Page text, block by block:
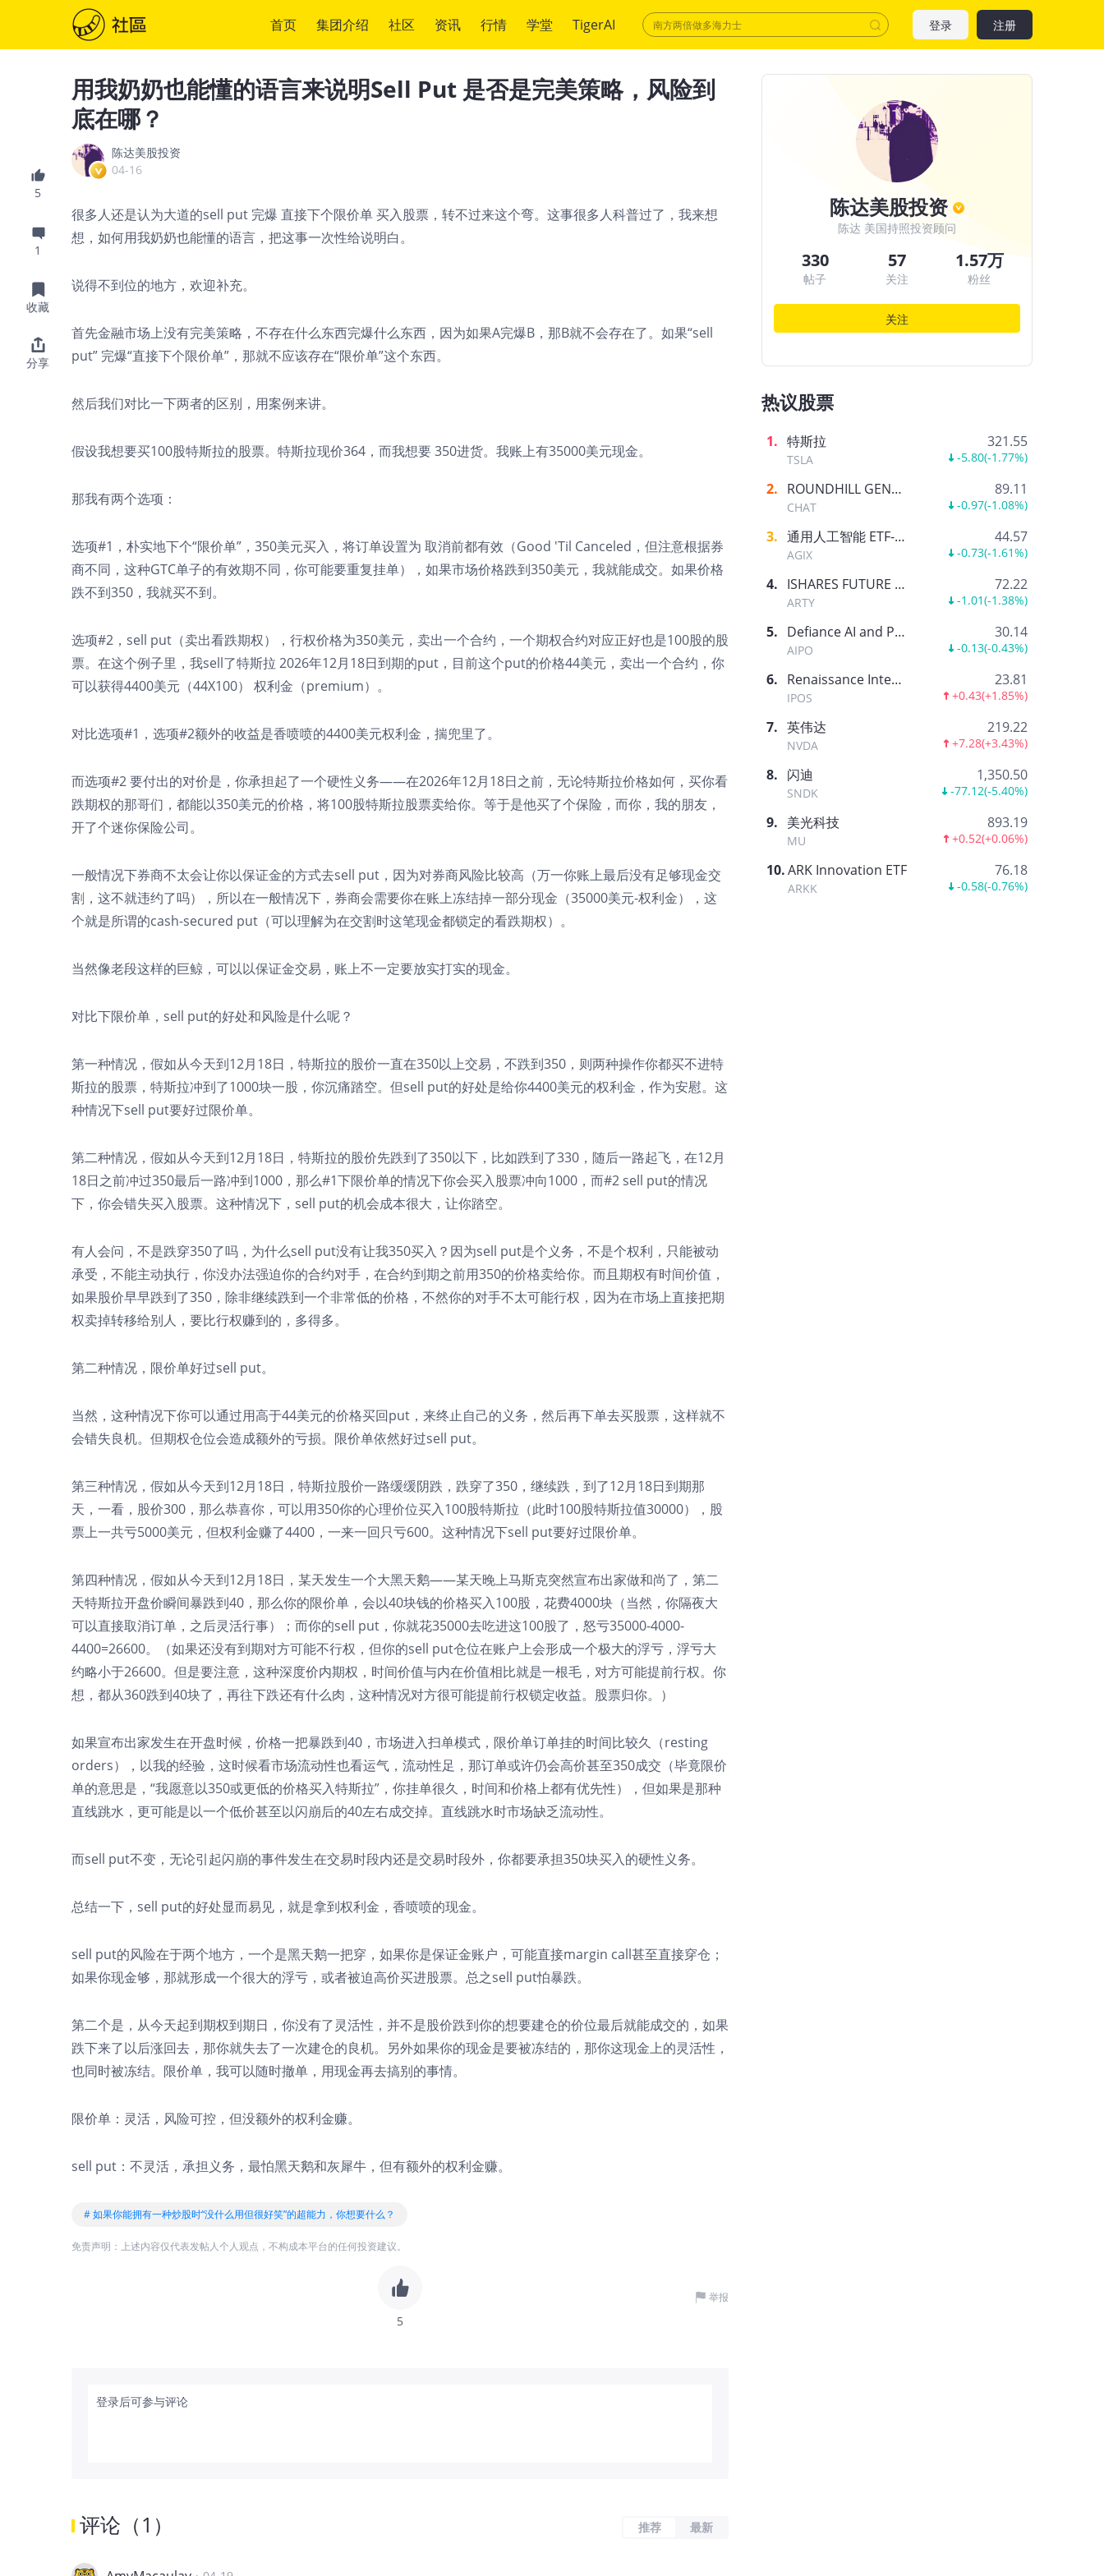
首页 集团介绍 社区 资讯 行情 学堂 TigerAI 登录 注册
5
1
收藏
分享
用我奶奶也能懂的语言来说明Sell Put 是否是完美策略，风险到
底在哪？
陈达美股投资
04-16
很多人还是认为大道的sell put 完爆 直接下个限价单 买入股票，转不过来这个弯。这事很多人科普过了，我来想
想，如何用我奶奶也能懂的语言，把这事一次性给说明白。
说得不到位的地方，欢迎补充。
首先金融市场上没有完美策略，不存在什么东西完爆什么东西，因为如果A完爆B，那B就不会存在了。如果“sell
put” 完爆“直接下个限价单”，那就不应该存在“限价单”这个东西。
然后我们对比一下两者的区别，用案例来讲。
假设我想要买100股特斯拉的股票。特斯拉现价364，而我想要 350进货。我账上有35000美元现金。
那我有两个选项：
选项#1，朴实地下个“限价单”，350美元买入，将订单设置为 取消前都有效（Good 'Til Canceled，但注意根据券
商不同，这种GTC单子的有效期不同，你可能要重复挂单），如果市场价格跌到350美元，我就能成交。如果价格
跌不到350，我就买不到。
选项#2，sell put（卖出看跌期权），行权价格为350美元，卖出一个合约，一个期权合约对应正好也是100股的股
票。在这个例子里，我sell了特斯拉 2026年12月18日到期的put，目前这个put的价格44美元，卖出一个合约，你
可以获得4400美元（44X100） 权利金（premium）。
对比选项#1，选项#2额外的收益是香喷喷的4400美元权利金，揣兜里了。
而选项#2 要付出的对价是，你承担起了一个硬性义务——在2026年12月18日之前，无论特斯拉价格如何，买你看
跌期权的那哥们，都能以350美元的价格，将100股特斯拉股票卖给你。等于是他买了个保险，而你，我的朋友，
开了个迷你保险公司。
一般情况下券商不太会让你以保证金的方式去sell put，因为对券商风险比较高（万一你账上最后没有足够现金交
割，这不就违约了吗），所以在一般情况下，券商会需要你在账上冻结掉一部分现金（35000美元-权利金），这
个就是所谓的cash-secured put（可以理解为在交割时这笔现金都锁定的看跌期权）。
当然像老段这样的巨鲸，可以以保证金交易，账上不一定要放实打实的现金。
对比下限价单，sell put的好处和风险是什么呢？
第一种情况，假如从今天到12月18日，特斯拉的股价一直在350以上交易，不跌到350，则两种操作你都买不进特
斯拉的股票，特斯拉冲到了1000块一股，你沉痛踏空。但sell put的好处是给你4400美元的权利金，作为安慰。这
种情况下sell put要好过限价单。
第二种情况，假如从今天到12月18日，特斯拉的股价先跌到了350以下，比如跌到了330，随后一路起飞，在12月
18日之前冲过350最后一路冲到1000，那么#1下限价单的情况下你会买入股票冲向1000，而#2 sell put的情况
下，你会错失买入股票。这种情况下，sell put的机会成本很大，让你踏空。
有人会问，不是跌穿350了吗，为什么sell put没有让我350买入？因为sell put是个义务，不是个权利，只能被动
承受，不能主动执行，你没办法强迫你的合约对手，在合约到期之前用350的价格卖给你。而且期权有时间价值，
如果股价早早跌到了350，除非继续跌到一个非常低的价格，不然你的对手不太可能行权，因为在市场上直接把期
权卖掉转移给别人，要比行权赚到的，多得多。
第二种情况，限价单好过sell put。
当然，这种情况下你可以通过用高于44美元的价格买回put，来终止自己的义务，然后再下单去买股票，这样就不
会错失良机。但期权仓位会造成额外的亏损。限价单依然好过sell put。
第三种情况，假如从今天到12月18日，特斯拉股价一路缓缓阴跌，跌穿了350，继续跌，到了12月18日到期那
天，一看，股价300，那么恭喜你，可以用350你的心理价位买入100股特斯拉（此时100股特斯拉值30000），股
票上一共亏5000美元，但权利金赚了4400，一来一回只亏600。这种情况下sell put要好过限价单。
第四种情况，假如从今天到12月18日，某天发生一个大黑天鹅——某天晚上马斯克突然宣布出家做和尚了，第二
天特斯拉开盘价瞬间暴跌到40，那么你的限价单，会以40块钱的价格买入100股，花费4000块（当然，你隔夜大
可以直接取消订单，之后灵活行事）；而你的sell put，你就花35000去吃进这100股了，怒亏35000-4000-
4400=26600。（如果还没有到期对方可能不行权，但你的sell put仓位在账户上会形成一个极大的浮亏，浮亏大
约略小于26600。但是要注意，这种深度价内期权，时间价值与内在价值相比就是一根毛，对方可能提前行权。你
想，都从360跌到40块了，再往下跌还有什么肉，这种情况对方很可能提前行权锁定收益。股票归你。）
如果宣布出家发生在开盘时候，价格一把暴跌到40，市场进入扫单模式，限价单订单挂的时间比较久（resting
orders），以我的经验，这时候看市场流动性也看运气，流动性足，那订单或许仍会高价甚至350成交（毕竟限价
单的意思是，“我愿意以350或更低的价格买入特斯拉”，你挂单很久，时间和价格上都有优先性），但如果是那种
直线跳水，更可能是以一个低价甚至以闪崩后的40左右成交掉。直线跳水时市场缺乏流动性。
而sell put不变，无论引起闪崩的事件发生在交易时段内还是交易时段外，你都要承担350块买入的硬性义务。
总结一下，sell put的好处显而易见，就是拿到权利金，香喷喷的现金。
sell put的风险在于两个地方，一个是黑天鹅一把穿，如果你是保证金账户，可能直接margin call甚至直接穿仓；
如果你现金够，那就形成一个很大的浮亏，或者被迫高价买进股票。总之sell put怕暴跌。
第二个是，从今天起到期权到期日，你没有了灵活性，并不是股价跌到你的想要建仓的价位最后就能成交的，如果
跌下来了以后涨回去，那你就失去了一次建仓的良机。另外如果你的现金是要被冻结的，那你这现金上的灵活性，
也同时被冻结。限价单，我可以随时撤单，用现金再去搞别的事情。
限价单：灵活，风险可控，但没额外的权利金赚。
sell put：不灵活，承担义务，最怕黑天鹅和灰犀牛，但有额外的权利金赚。
# 如果你能拥有一种炒股时“没什么用但很好笑”的超能力，你想要什么？
免责声明：上述内容仅代表发帖人个人观点，不构成本平台的任何投资建议。
5
举报
登录后可参与评论
评论 （1 ） 推荐 最新
陈达美股投资
陈达 美国持照投资顾问
330
帖子
57
关注
1.57万
粉丝
关注
热议股票
1. 特斯拉
TSLA
321.55
-5.80(-1.77%)
2. ROUNDHILL GENERATIVE AI & TECHNOLOGY ETF
CHAT
89.11
-0.97(-1.08%)
3. 通用人工智能 ETF-AGIX
AGIX
44.57
-0.73(-1.61%)
4. ISHARES FUTURE AI & TECH ETF
ARTY
72.22
-1.01(-1.38%)
5. Defiance AI and Power Infrastructure ETF
AIPO
30.14
-0.13(-0.43%)
6. Renaissance International IPO ETF
IPOS
23.81
+0.43(+1.85%)
7. 英伟达
NVDA
219.22
+7.28(+3.43%)
8. 闪迪
SNDK
1,350.50
-77.12(-5.40%)
9. 美光科技
MU
893.19
+0.52(+0.06%)
10.ARK Innovation ETF
ARKK
76.18
-0.58(-0.76%)